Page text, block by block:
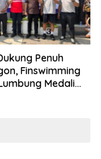
Penuh
Finswimming
Medali